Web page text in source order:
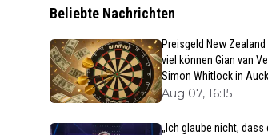
Beliebte Nachrichten
Preisgeld New
viel können Gian van
Simon Whitlock in
Aug 07, 16:15
„Ich glaube nicht,